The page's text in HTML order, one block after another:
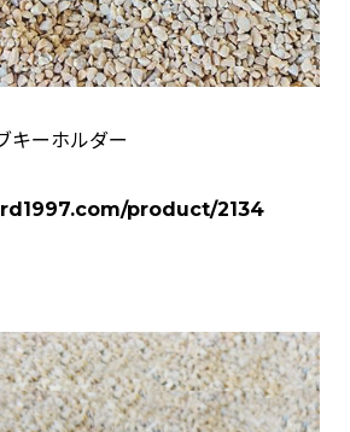
キーホルダー
product/2134